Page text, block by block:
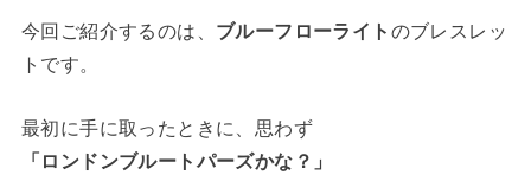
今回ご紹介するのは、 ブルーフローライトのブレスレッ
トです。
最初に手に取ったときに、思わず
「ロンドンブルートパーズかな？」